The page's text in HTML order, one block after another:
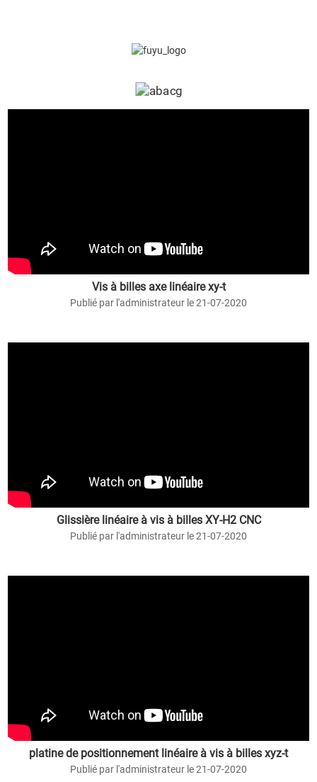
Vis à billes axe linéaire xy-t
Publié par l'administrateur le 21-07-2020
Glissière linéaire à vis à billes XY-H2 CNC
Publié par l'administrateur le 21-07-2020
platine de positionnement linéaire à vis à billes xyz-t
Publié par l'administrateur le 21-07-2020